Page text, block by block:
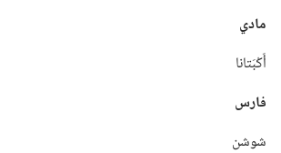
مادي
أَكْبَتانا
فارس
شوشن